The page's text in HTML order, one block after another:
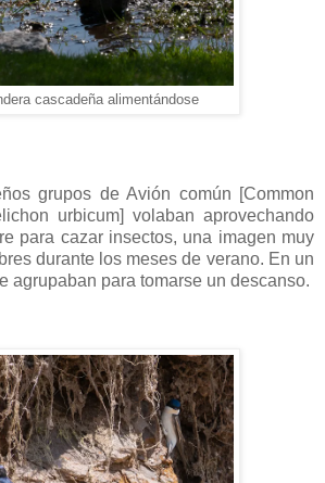
cascadeña alimentándose
grupos de Avión común [Common
urbicum] volaban aprovechando
para cazar insectos, una imagen muy
durante los meses de verano. En un
agrupaban para tomarse un descanso.